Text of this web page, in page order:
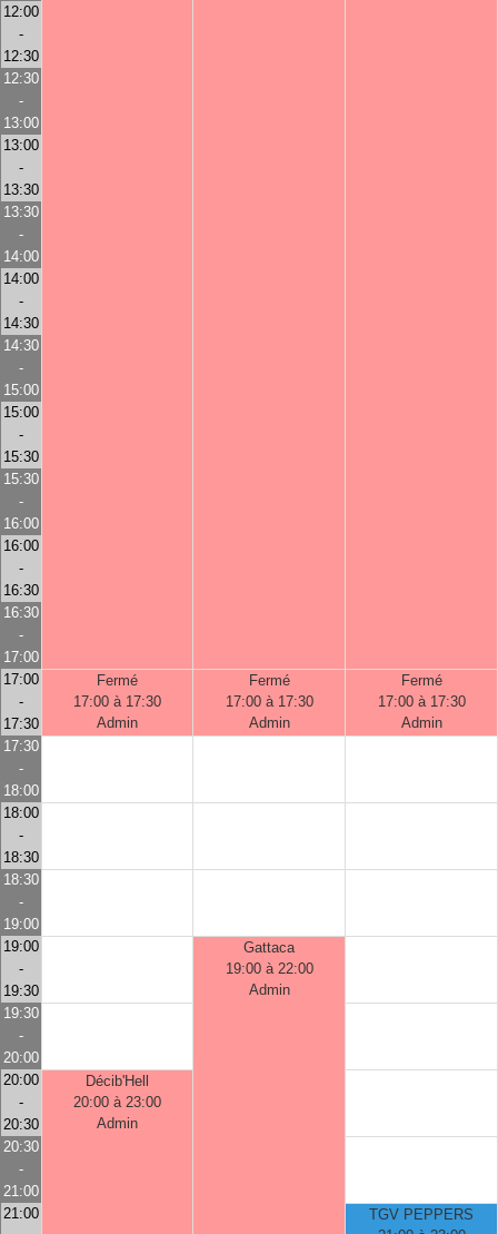
12:00
-
12:30
12:30
-
13:00
13:00
-
13:30
13:30
-
14:00
14:00
-
14:30
14:30
-
15:00
15:00
-
15:30
15:30
-
16:00
16:00
-
16:30
16:30
-
17:00
17:00
-
17:30
Fermé
17:00 à 17:30
Admin
Fermé
17:00 à 17:30
Admin
Fermé
17:00 à 17:30
Admin
17:30
-
18:00
18:00
-
18:30
18:30
-
19:00
19:00
-
19:30
Gattaca
19:00 à 22:00
Admin
19:30
-
20:00
20:00
-
20:30
Décib'Hell
20:00 à 23:00
Admin
20:30
-
21:00
21:00
TGV PEPPERS